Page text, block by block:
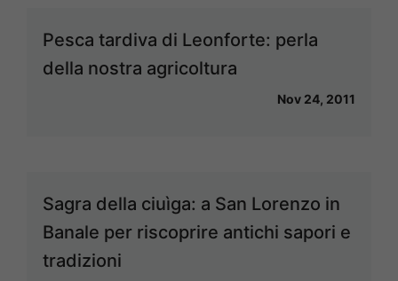
Pesca tardiva di Leonforte: perla
della nostra agricoltura
Nov 24, 2011
Sagra della ciuìga: a San Lorenzo in
Banale per riscoprire antichi sapori e
tradizioni